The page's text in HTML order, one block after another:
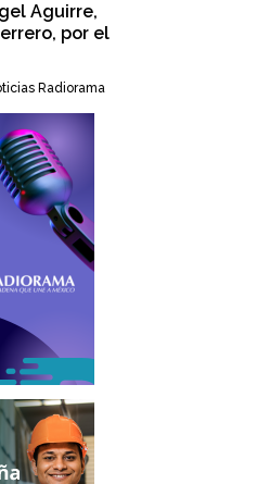
Aguirre,
por el
Radiorama